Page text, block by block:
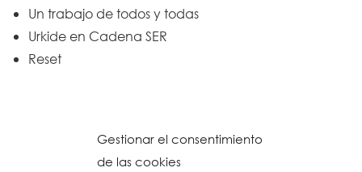
Gestionar el consentimiento
de las cookies
Un trabajo de todos y todas
Urkide en Cadena SER
Reset